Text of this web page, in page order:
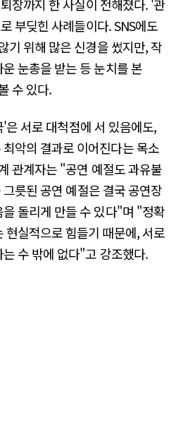
장까지 한 사실이 전해졌다. '관
부딪힌 사례들이다. SNS에도
기 위해 많은 신경을 썼지만, 작
눈총을 받는 등 눈치를 본
수 있다.
서로 대척점에 서 있음에도,
악의 결과로 이어진다는 목소
관계자는 "공연 예절도 과유불
릇된 공연 예절은 결국 공연장
돌리게 만들 수 있다"며 "정확
현실적으로 힘들기 때문에, 서로
수 밖에 없다"고 강조했다.